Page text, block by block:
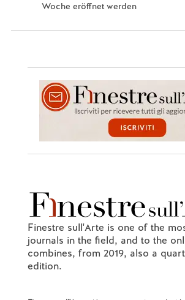
Woche eröffnet werden
Finestre sull'Arte is one of the
journals in the field, and to the
combines, from 2019, also a
edition.